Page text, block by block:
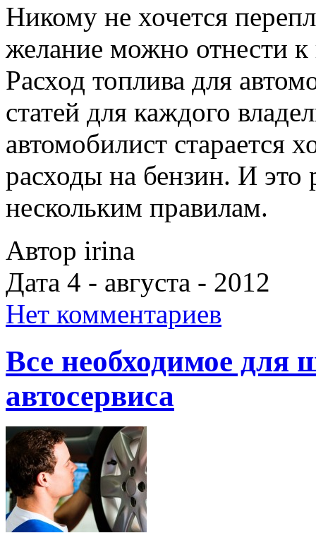
Никому не хочется
желание можно отнести к
Расход топлива для
статей для каждого
автомобилист старается
расходы на бензин. И это
нескольким правилам.
Автор irina
Дата 4 - августа - 2012
Нет комментариев
Все необходимое для
автосервиса